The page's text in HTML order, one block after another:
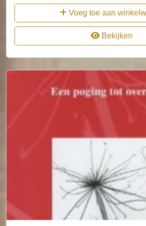
Voeg toe aan
Bekijken